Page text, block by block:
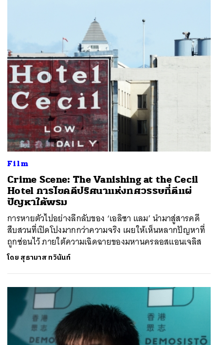
Film
Crime Scene: The Vanishing at the Cecil
Hotel การไขคดีปริศนาแห่งทศวรรษที่ตีแผ่
ปัญหาใต้พรม
การหายตัวไปอย่างลึกลับของ ‘เอลิซา แลม’ นำมาสู่สารคดี
สืบสวนที่เปิดโปงมากกว่าความจริง เผยให้เห็นหลากปัญหาที่
ถูกซ่อนไว้ ภายใต้ความเฉิดฉายของมหานครลอสแอนเจลิส
โดย สุธามาส ทวินันท์
TWEET